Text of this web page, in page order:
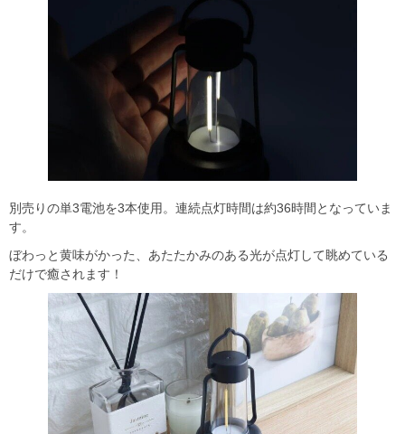
別売りの単3電池を3本使用。連続点灯時間は約36時間となっていま
す。
ぼわっと黄味がかった、あたたかみのある光が点灯して眺めている
だけで癒されます！